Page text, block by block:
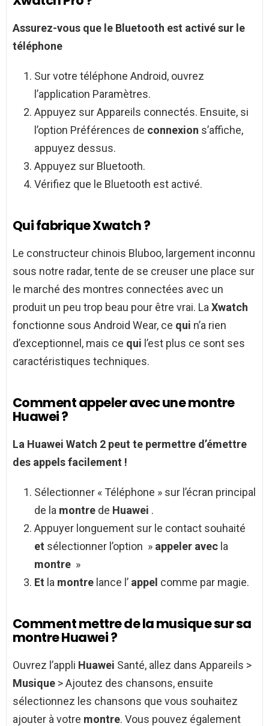
Assurez-vous que le Bluetooth est activé sur le
téléphone
Sur votre téléphone Android, ouvrez
l’application Paramètres.
Appuyez sur Appareils connectés. Ensuite, si
l’option Préférences de connexion s’affiche,
appuyez dessus.
Appuyez sur Bluetooth.
Vérifiez que le Bluetooth est activé.
Qui fabrique Xwatch ?
Le constructeur chinois Bluboo, largement inconnu
sous notre radar, tente de se creuser une place sur
le marché des montres connectées avec un
produit un peu trop beau pour être vrai. La Xwatch
fonctionne sous Android Wear, ce qui n’a rien
d’exceptionnel, mais ce qui l’est plus ce sont ses
caractéristiques techniques.
Comment appeler avec une montre
Huawei ?
La Huawei Watch 2 peut te permettre d’émettre
des appels facilement !
Sélectionner « Téléphone » sur l’écran principal
de la montre de Huawei .
Appuyer longuement sur le contact souhaité
et sélectionner l’option » appeler avec la
montre »
Et la montre lance l’ appel comme par magie.
Comment mettre de la musique sur sa
montre Huawei ?
Ouvrez l’appli Huawei Santé, allez dans Appareils >
Musique > Ajoutez des chansons, ensuite
sélectionnez les chansons que vous souhaitez
ajouter à votre montre. Vous pouvez également